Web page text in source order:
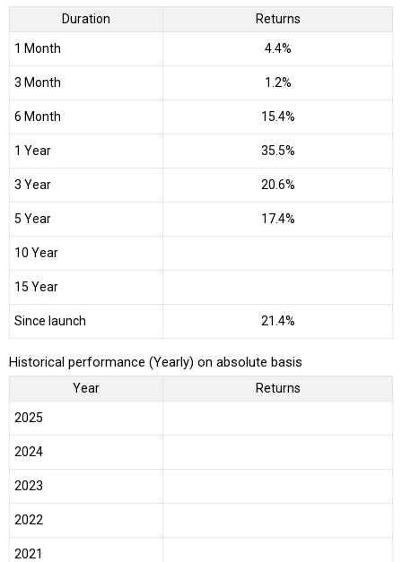
Duration Returns
1 Month 4.4%
3 Month 1.2%
6 Month 15.4%
1 Year 35.5%
3 Year 20.6%
5 Year 17.4%
10 Year
15 Year
Since launch 21.4%
Historical performance (Yearly) on absolute basis
Year Returns
2025
2024
2023
2022
2021